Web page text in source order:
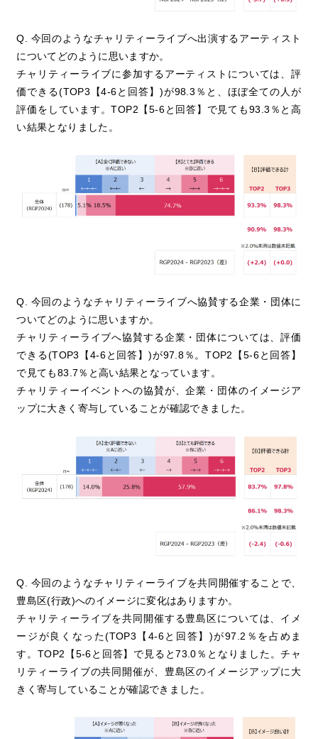
Q. 今回のようなチャリティーライブへ出演するアーティスト
についてどのように思いますか。
チャリティーライブに参加するアーティストについては、評
価できる(TOP3【4-6と回答】)が98.3％と、ほぼ全ての人が
評価をしています。TOP2【5-6と回答】で見ても93.3％と高
い結果となりました。
Q. 今回のようなチャリティーライブへ協賛する企業・団体に
ついてどのように思いますか。
チャリティーライブへ協賛する企業・団体については、評価
できる(TOP3【4-6と回答】)が97.8％。TOP2【5-6と回答】
で見ても83.7％と高い結果となっています。
チャリティーイベントへの協賛が、企業・団体のイメージア
ップに大きく寄与していることが確認できました。
Q. 今回のようなチャリティーライブを共同開催することで、
豊島区(行政)へのイメージに変化はありますか。
チャリティーライブを共同開催する豊島区については、イメ
ージが良くなった(TOP3【4-6と回答】)が97.2％を占めま
す。TOP2【5-6と回答】で見ると73.0％となりました。チャ
リティーライブの共同開催が、豊島区のイメージアップに大
きく寄与していることが確認できました。